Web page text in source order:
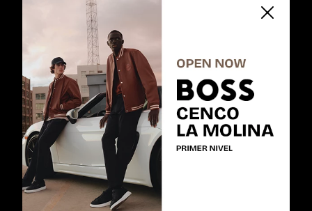
ATENCIÓN AL CLIENTE
Preguntas frecuentes